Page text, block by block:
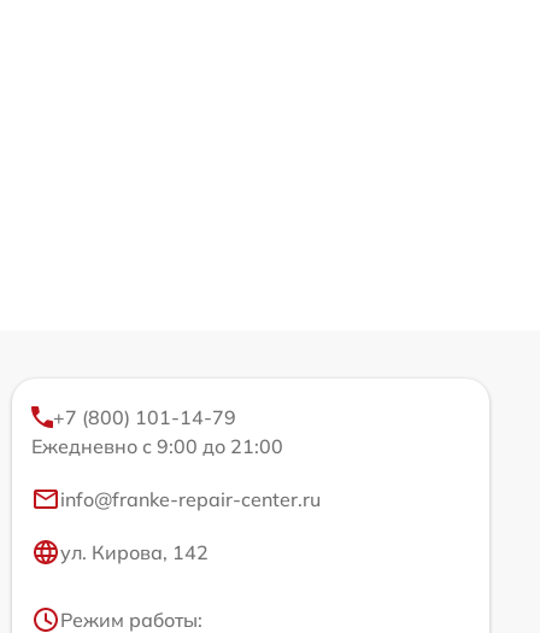
+7 (800) 101-14-79
Ежедневно с 9:00 до 21:00
info@franke-repair-center.ru
ул. Кирова, 142
Режим работы: